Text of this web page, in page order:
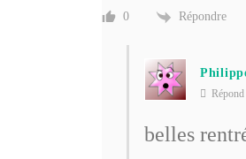
0 Répondre
Répond
belles